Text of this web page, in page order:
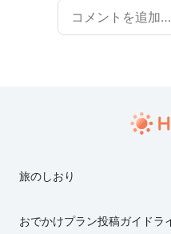
旅のしおり
おでかけプラン投稿ガイドラ